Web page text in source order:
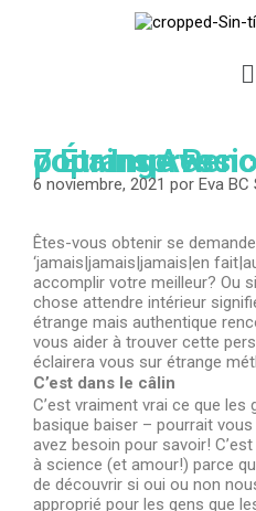
7 Étrange Rencontre Faits pour Impressionner Vos copains Avec
6 noviembre, 2021 por Eva BC
Êtes-vous obtenir se
‘jamais|jamais|jamais|en
accomplir votre meilleur? Ou
chose attendre intérieur
étrange mais authentique
vous aider à trouver cette
éclairera vous sur étrange
C’est dans le câlin
C’est vraiment vrai ce que
basique baiser – pourrait
avez besoin pour savoir!
à science (et amour!) parce
de découvrir si oui ou non
approprié pour les gens que